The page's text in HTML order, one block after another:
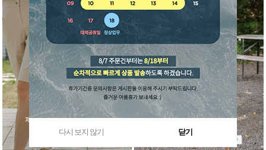
다시 보지 않기 닫기